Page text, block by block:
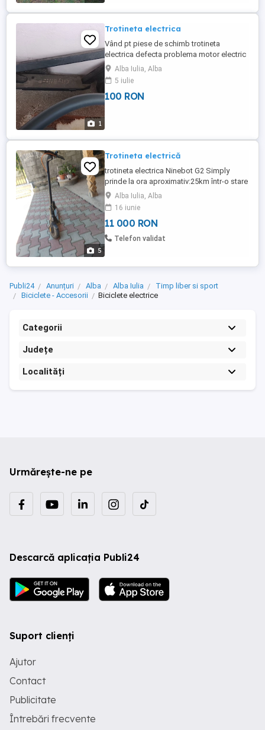
1
Trotineta electrica
Vând pt piese de schimb trotineta
electrica defecta problema motor electric
restul in stare buna cu tot cu încărcător
negociabil 80 lei doar in Alba Iulia predare
personala
Alba Iulia, Alba
5 iulie
100 RON
5
Trotineta electrică
trotineta electrica Ninebot G2 Simply
prinde la ora aproximativ:25km într-o stare
foarte buna vine cu încărcător la ea se
poate bloca din aplicație și viteza.nr de
telefon:
Alba Iulia, Alba
16 iunie
11 000 RON
Telefon validat
Publi24 Anunțuri Alba Alba Iulia
Timp liber si sport
Biciclete - Accesorii
Biciclete electrice
Categorii
Județe
Localități
Urmărește-ne pe
Descarcă aplicația Publi24
Suport clienți
Ajutor
Contact
Publicitate
Întrebări frecvente